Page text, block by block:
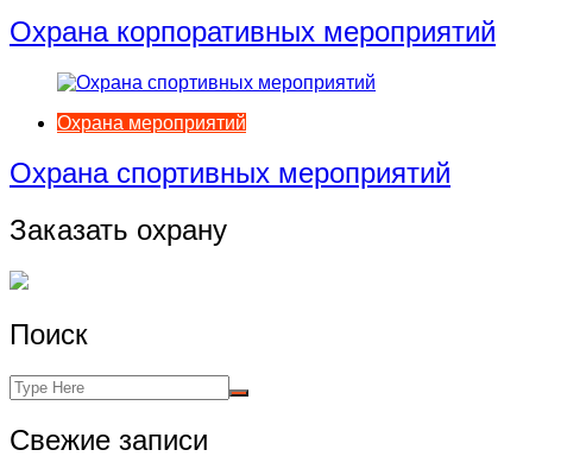
Охрана корпоративных мероприятий
Охрана мероприятий
Охрана спортивных мероприятий
Заказать охрану
Поиск
Свежие записи